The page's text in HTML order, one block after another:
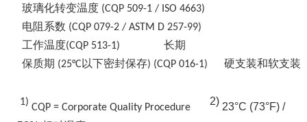
玻璃化转变温度 (CQP 509-1 / ISO 4663)
电阻系数 (CQP 079-2 / ASTM D 257-99)
工作温度(CQP 513-1) 长期
保质期 (25°C 以下密封保存) (CQP 016-1) 硬支装和软支装
1)
CQP = Corporate Quality Procedure
2)
23°C (73°F) /